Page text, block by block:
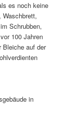
es noch keine
Waschbrett,
Schrubben,
100 Jahren
Bleiche auf der
in